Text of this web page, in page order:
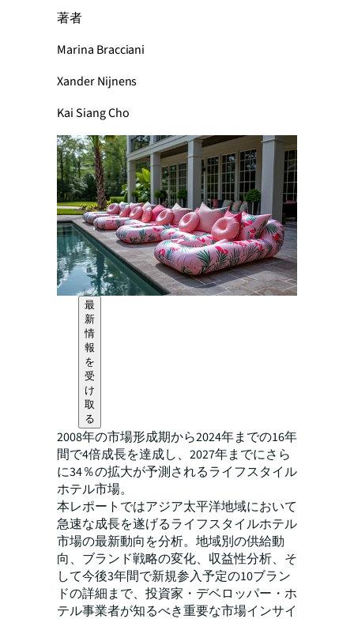
著者
Marina Bracciani
Xander Nijnens
Kai Siang Cho
最
新
情
報
を
受
け
取
る
2008年の市場形成期から2024年までの16年
間で4倍成長を達成し、2027年までにさら
に34％の拡大が予測されるライフスタイル
ホテル市場。
本レポートではアジア太平洋地域において
急速な成長を遂げるライフスタイルホテル
市場の最新動向を分析。地域別の供給動
向、ブランド戦略の変化、収益性分析、そ
して今後3年間で新規参入予定の10ブラン
ドの詳細まで、投資家・デベロッパー・ホ
テル事業者が知るべき重要な市場インサイ